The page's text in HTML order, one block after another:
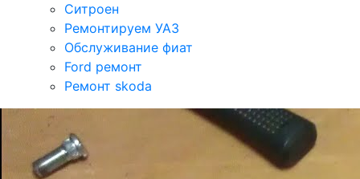
Ситроен
Ремонтируем УАЗ
Обслуживание фиат
Ford ремонт
Ремонт skoda